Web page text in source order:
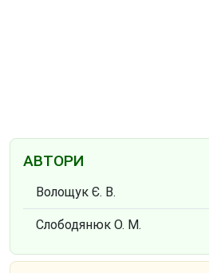
АВТОРИ
Волощук Є. В.
Слободянюк О. М.